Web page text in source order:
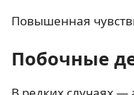
Повышенная
Побочные